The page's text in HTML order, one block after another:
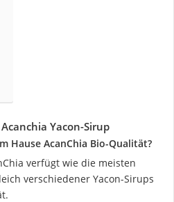
Yacon-Sirup
Hause AcanChia Bio-Qualität?
verfügt wie die meisten
verschiedener Yacon-Sirups